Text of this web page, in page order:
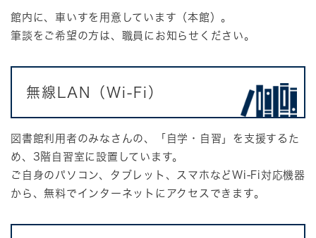
館内に、車いすを用意しています（本館）。
筆談をご希望の方は、職員にお知らせください。
無線LAN（Wi-Fi）
図書館利用者のみなさんの、「自学・自習」を支援するた
め、3階自習室に設置しています。
ご自身のパソコン、タブレット、スマホなどWi-Fi対応機器
から、無料でインターネットにアクセスできます。